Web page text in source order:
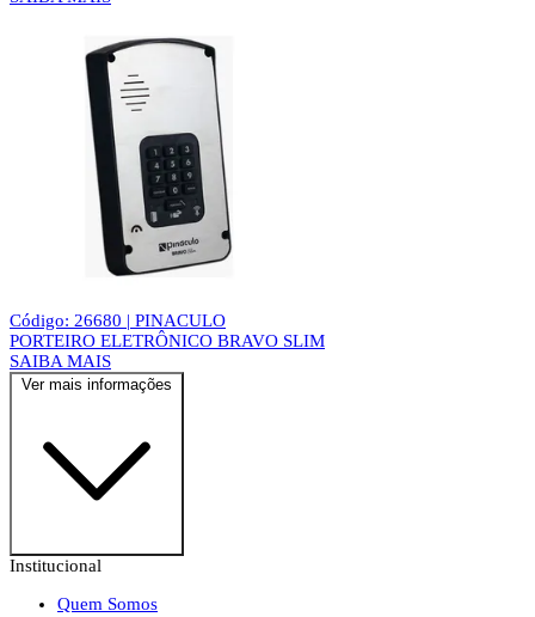
Código: 26680 | PINACULO
PORTEIRO ELETRÔNICO BRAVO SLIM
SAIBA MAIS
Ver mais informações
Institucional
Quem Somos